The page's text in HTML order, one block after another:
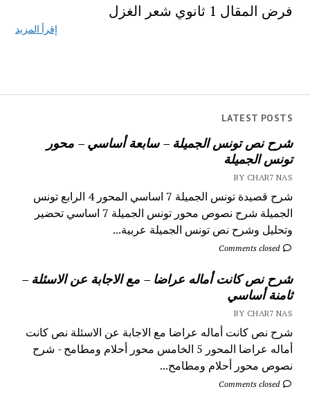
LATEST POSTS
شرح نص تونس الجميلة – سابعة أساسي – محور
تونس الجميلة
BY CHAR7 NAS
شرح قصيدة تونس الجميلة 7 اساسي المحور 4 الرابع تونس
الجميلة شرح نصوص محور تونس الجميلة 7 اساسي تحضير
وتحليل وشرح نص تونس الجميلة عربية...
Comments closed
شرح نص كانت أماله عراضا – مع الاجابة عن الاسئلة –
ثامنة أساسي
BY CHAR7 NAS
شرح نص كانت أماله عراضا مع الاجابة عن الاسئلة نص كانت
أماله عراضا المحور 5 الخامس محور أحلام ومطامح - شرح
نصوص محور أحلام ومطامح...
Comments closed
فرض المقال 1 ثانوي شعر الغزل
إقرأ المزيد